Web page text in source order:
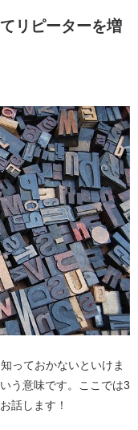
リピーターを増
っておかないといけま
う意味です。ここでは3
話します！